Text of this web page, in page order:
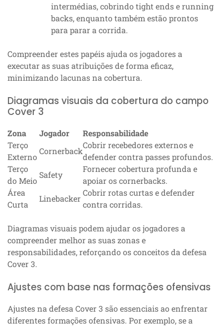
intermédias, cobrindo tight ends e running
backs, enquanto também estão prontos
para parar a corrida.
Compreender estes papéis ajuda os jogadores a
executar as suas atribuições de forma eficaz,
minimizando lacunas na cobertura.
Diagramas visuais da cobertura do campo
Cover 3
Zona Jogador
Responsabilidade
Terço
Externo
Cornerback
Cobrir recebedores externos e
defender contra passes profundos.
Terço
do Meio
Safety
Fornecer cobertura profunda e
apoiar os cornerbacks.
Área
Curta
Linebacker
Cobrir rotas curtas e defender
contra corridas.
Diagramas visuais podem ajudar os jogadores a
compreender melhor as suas zonas e
responsabilidades, reforçando os conceitos da defesa
Cover 3.
Ajustes com base nas formações ofensivas
Ajustes na defesa Cover 3 são essenciais ao enfrentar
diferentes formações ofensivas. Por exemplo, se a